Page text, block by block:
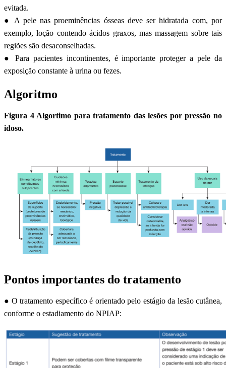
evitada.
● A pele nas proeminências ósseas deve ser hidratada com, por
exemplo, loção contendo ácidos graxos, mas massagem sobre tais
regiões são desaconselhadas.
● Para pacientes incontinentes, é importante proteger a pele da
exposição constante à urina ou fezes.
Algoritmo
Figura 4 Algortimo para tratamento das lesões por pressão no
idoso.
Pontos importantes do tratamento
● O tratamento específico é orientado pelo estágio da lesão cutânea,
conforme o estadiamento do NPIAP: